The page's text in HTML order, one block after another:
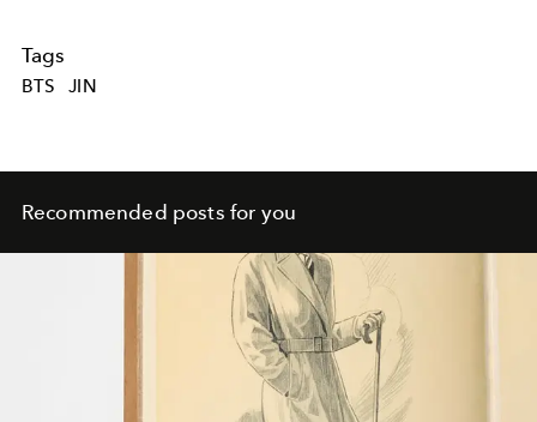
Tags
BTS JIN
Recommended posts for you